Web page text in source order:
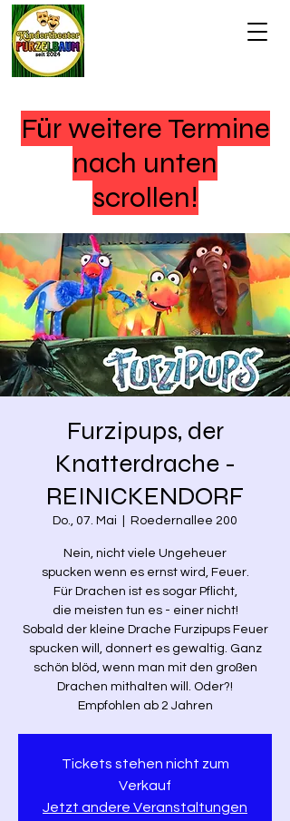
Für weitere Termine
nach unten
scrollen!
Furzipups, der
Knatterdrache -
REINICKENDORF
Do., 07. Mai Roedernallee 200
Nein, nicht viele Ungeheuer
spucken wenn es ernst wird, Feuer.
Für Drachen ist es sogar Pflicht,
die meisten tun es - einer nicht!
Sobald der kleine Drache Furzipups Feuer
spucken will, donnert es gewaltig. Ganz
schön blöd, wenn man mit den großen
Drachen mithalten will. Oder?!
Empfohlen ab 2 Jahren
Tickets stehen nicht zum
Verkauf
Jetzt andere Veranstaltungen